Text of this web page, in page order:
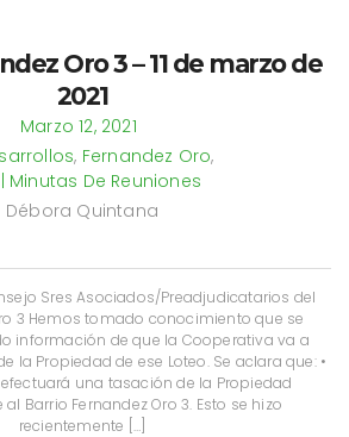
Oro 3 – 11 de marzo de
2021
Marzo 12, 2021
, Fernandez Oro,
| Minutas De Reuniones
Débora Quintana
Sres Asociados/Preadjudicatarios del
3 Hemos tomado conocimiento que se
información de que la Cooperativa va a
la Propiedad de ese Loteo. Se aclara que: •
una tasación de la Propiedad
Barrio Fernandez Oro 3. Esto se hizo
recientemente […]